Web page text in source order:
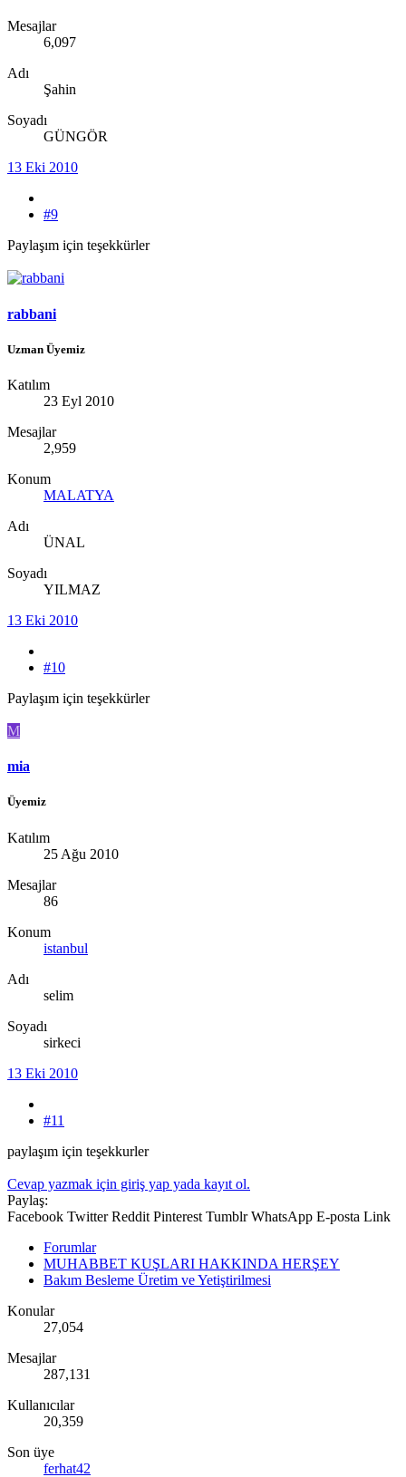
Mesajlar
6,097
Adı
Şahin
Soyadı
GÜNGÖR
13 Eki 2010
#9
Paylaşım için teşekkürler
rabbani
Uzman Üyemiz
Katılım
23 Eyl 2010
Mesajlar
2,959
Konum
MALATYA
Adı
ÜNAL
Soyadı
YILMAZ
13 Eki 2010
#10
Paylaşım için teşekkürler
M
mia
Üyemiz
Katılım
25 Ağu 2010
Mesajlar
86
Konum
istanbul
Adı
selim
Soyadı
sirkeci
13 Eki 2010
#11
paylaşım için teşekkurler
Cevap yazmak için giriş yap yada kayıt ol.
Paylaş:
Facebook Twitter Reddit Pinterest Tumblr WhatsApp E-posta Link
Forumlar
MUHABBET KUŞLARI HAKKINDA HERŞEY
Bakım Besleme Üretim ve Yetiştirilmesi
Konular
27,054
Mesajlar
287,131
Kullanıcılar
20,359
Son üye
ferhat42